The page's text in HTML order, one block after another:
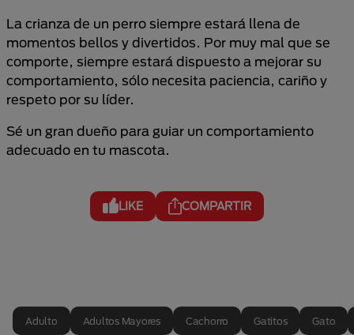
La crianza de un perro siempre estará llena de
momentos bellos y divertidos. Por muy mal que se
comporte, siempre estará dispuesto a mejorar su
comportamiento, sólo necesita paciencia, cariño y
respeto por su líder.
Sé un gran dueño para guiar un comportamiento
adecuado en tu mascota.
LIKE COMPARTIR
Adulto Adultos Mayores Cachorro Gatitos Gato